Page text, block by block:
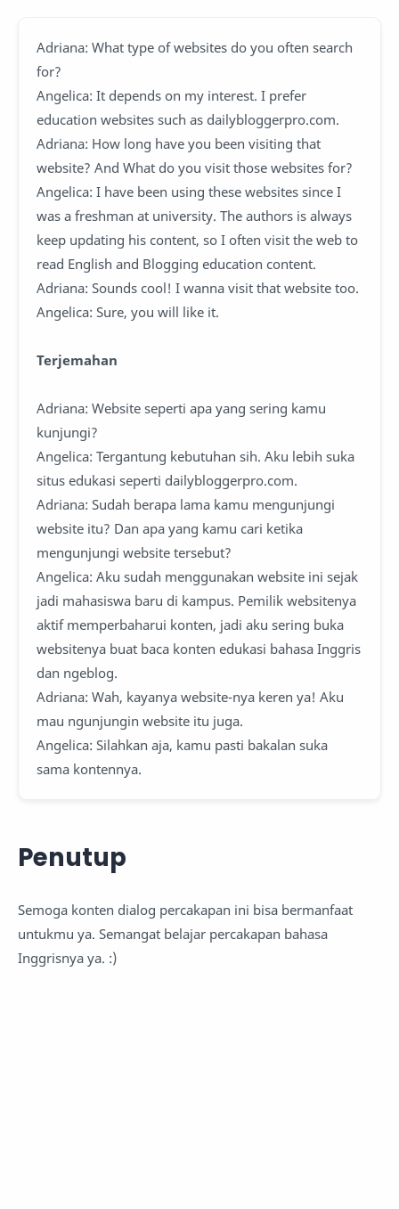
Adriana: What type of websites do you often search
for?
Angelica: It depends on my interest. I prefer
education websites such as dailybloggerpro.com.
Adriana: How long have you been visiting that
website? And What do you visit those websites for?
Angelica: I have been using these websites since I
was a freshman at university. The authors is always
keep updating his content, so I often visit the web to
read English and Blogging education content.
Adriana: Sounds cool! I wanna visit that website too.
Angelica: Sure, you will like it.
Terjemahan
Adriana: Website seperti apa yang sering kamu
kunjungi?
Angelica: Tergantung kebutuhan sih. Aku lebih suka
situs edukasi seperti dailybloggerpro.com.
Adriana: Sudah berapa lama kamu mengunjungi
website itu? Dan apa yang kamu cari ketika
mengunjungi website tersebut?
Angelica: Aku sudah menggunakan website ini sejak
jadi mahasiswa baru di kampus. Pemilik websitenya
aktif memperbaharui konten, jadi aku sering buka
websitenya buat baca konten edukasi bahasa Inggris
dan ngeblog.
Adriana: Wah, kayanya website-nya keren ya! Aku
mau ngunjungin website itu juga.
Angelica: Silahkan aja, kamu pasti bakalan suka
sama kontennya.
Penutup
Semoga konten dialog percakapan ini bisa bermanfaat
untukmu ya. Semangat belajar percakapan bahasa
Inggrisnya ya. :)